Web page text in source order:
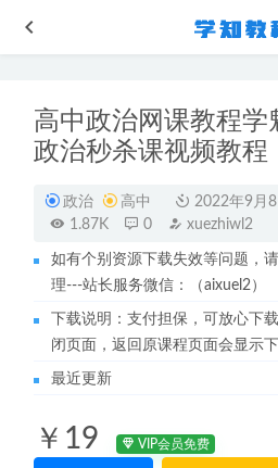
高中政治网课教程学
政治秒杀课视频教程
政治 高中
2022年9月
1.87K
0 xuezhiwl2
如有个别资源下载失效等问题，
理---站长服务微信：（aixuel2）
下载说明：支付担保，可放心下
闭页面，返回原课程页面会显示
最近更新
￥19 VIP会员免费
作业帮2023林森高三化学a班23
班+春季班 2023-06-29
腾讯课堂-30天教你做“网红讲师”
桌叔增肌入门教学课程 2023-06-
有道2023高东辉高三化学课程高
22年6月考虫英语六级听力虐耳精